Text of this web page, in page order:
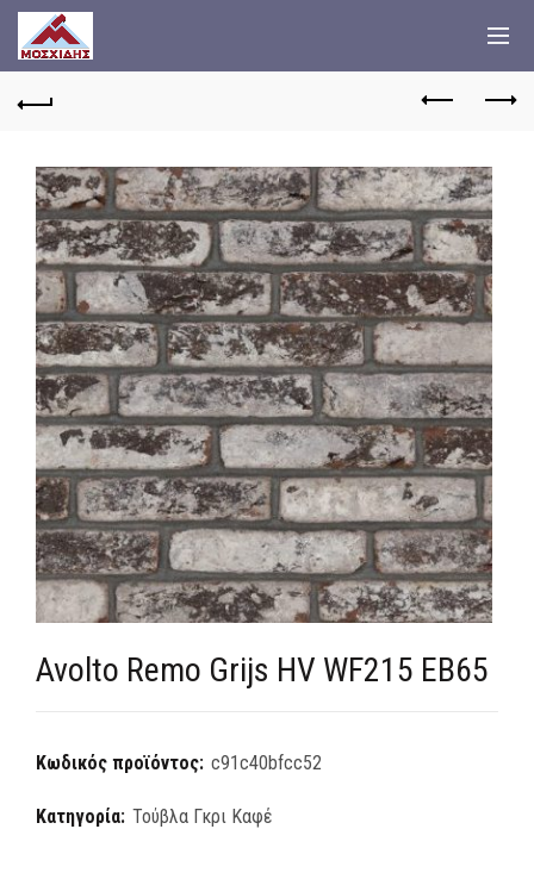
Avolto Remo Grijs HV WF215 EB65
Κωδικός προϊόντος: c91c40bfcc52
Κατηγορία: Τούβλα Γκρι Καφέ